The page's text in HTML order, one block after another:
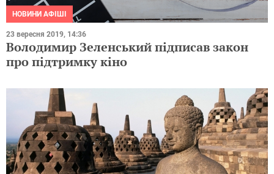
НОВИНИ АФІШІ
23 вересня 2019, 14:36
Володимир Зеленський підписав закон
про підтримку кіно